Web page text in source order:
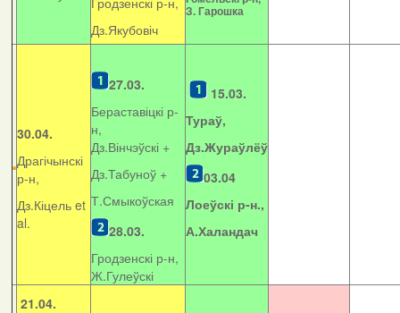
Дз.Якубовіч
З. Гарошка
30.04.
Драгічынскі
р-н,
Дз.Кіцель et
al.
27.03.
Бераставіцкі р-
н,
Дз.Вінчэўскі +
Дз.Табуноў +
Т.Смыкоўская
28.03.
Гродзенскі р-н,
Ж.Гулеўскі
15.03.
Тураў,
Дз.Жураўлёў
03.04
Лоеўскі р-н.,
А.Халандач
21.04.